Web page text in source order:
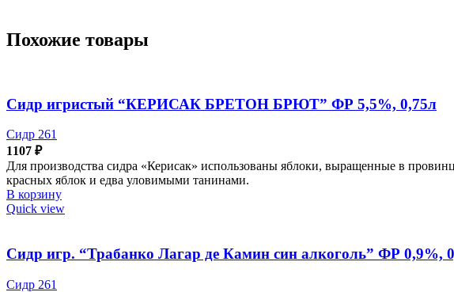
Похожие товары
Сидр игристый “КЕРИСАК БРЕТОН БРЮТ” ФР 5,5%, 0,75л
Сидр 261
1107 ₽
Для производства сидра «Керисак» использованы яблоки, выращенные в
красных яблок и едва уловимыми танинами.
В корзину
Quick view
Сидр игр. “Трабанко Лагар де Камин син алкоголь” ФР 0,9%,
Сидр 261